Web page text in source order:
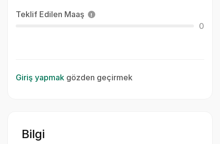
Teklif Edilen Maaş
0
Giriş yapmak gözden geçirmek
Bilgi